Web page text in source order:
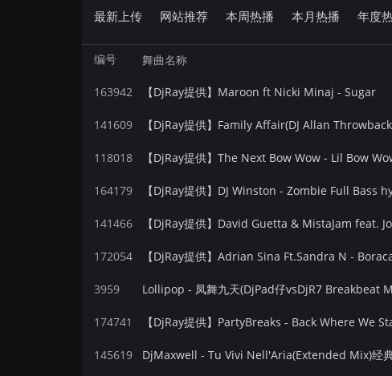
最新上传 网站推荐 本周热播 本月热播 年度
编号 舞曲名称
163942 【DjRay提供】Maroon ft Nicki Minaj - Sugar
141609 【DjRay提供】Family Affair(DJ Allan
118018 【DjRay提供】The Next Bow Wow - Lil Bow
164179 【DjRay提供】DJ Winston - Zombie Full Bass
141466
172054 【DjRay提供】Adrian Sina Ft.Sandra N -
3959 Lollipop - 凤舞九天(DjPad仔vsDjR7 Breakbeat
174741 【DjRay提供】PartyBreaks - Back Where We
145619 DjMaxwell - Tu Vivi Nell'Aria(Extended Mix)经